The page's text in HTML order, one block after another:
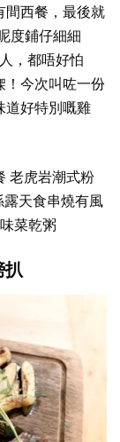
間西餐，最後就
度鋪仔細細
，都唔好怕
！今次叫咗一份
道好特別嘅雞
老虎岩潮式粉
露天食串燒有風
菜乾粥
扒